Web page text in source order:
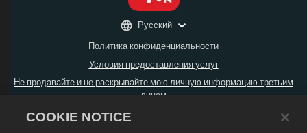
Политика конфиденциальности
Условия предоставления услуг
Не продавайте и не раскрывайте мою личную информацию третьим
лицам
Политика возврата
Русский
COOKIE NOTICE